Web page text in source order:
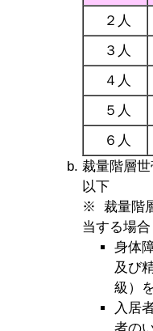
２人
３人
４人
５人
６人
裁量階層
以下
※ 裁量階
当する場合
身体
及び
級）
入居